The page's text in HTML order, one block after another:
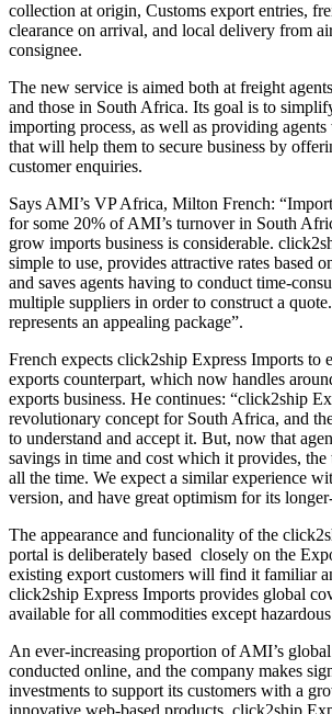
collection at origin, Customs export entries,
clearance on arrival, and local delivery from
consignee.
The new service is aimed both at freight
and those in South Africa. Its goal is to
importing process, as well as providing
that will help them to secure business by
customer enquiries.
Says AMI’s VP Africa, Milton French:
for some 20% of AMI’s turnover in South
grow imports business is considerable.
simple to use, provides attractive rates based
and saves agents having to conduct time-
multiple suppliers in order to construct a
represents an appealing package”.
French expects click2ship Express Imports to
exports counterpart, which now handles
exports business. He continues: “click2ship
revolutionary concept for South Africa, and
to understand and accept it. But, now that
savings in time and cost which it provides,
all the time. We expect a similar experience
version, and have great optimism for its
The appearance and funcionality of the
portal is deliberately based closely on the
existing export customers will find it familiar
click2ship Express Imports provides global
available for all commodities except
An ever-increasing proportion of AMI’s
conducted online, and the company makes
investments to support its customers with a
innovative web-based products. click2ship